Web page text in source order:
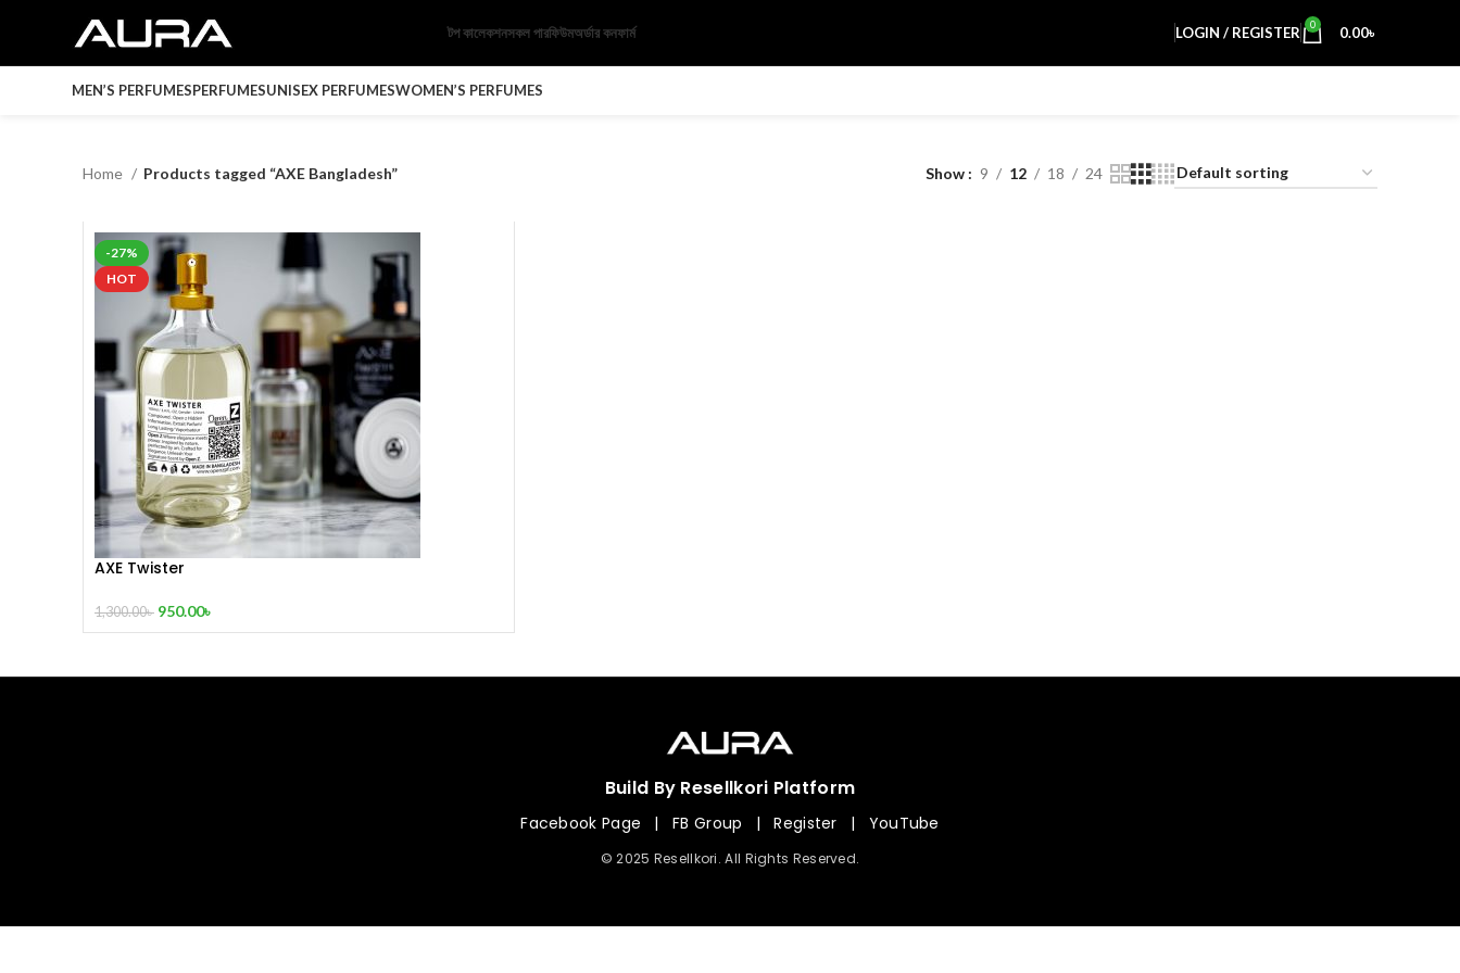
টপ কালেকশনসকল পারফিউমঅর্ডার কনফার্ম LOGIN / REGISTER 0 0.00৳
MEN’S PERFUMESPERFUMESUNISEX PERFUMESWOMEN’S PERFUMES
Home Products tagged “AXE Bangladesh” Show 9 12 18 24
-27%
HOT
AXE Twister
1,300.00৳ 950.00৳
Build By Resellkori Platform
Facebook Page | FB Group | Register | YouTube
© 2025 Resellkori. All Rights Reserved.